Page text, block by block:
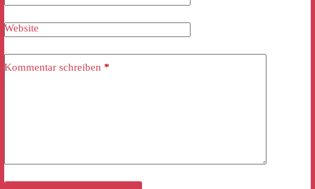
Website
Kommentar schreiben *